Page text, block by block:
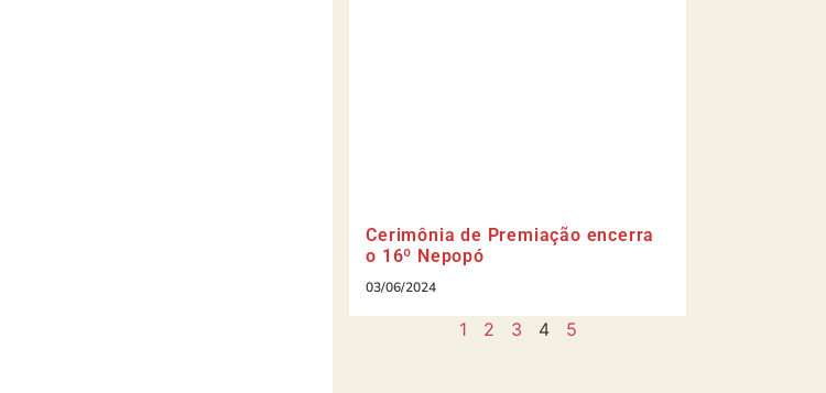
Cerimônia de Premiação encerra
o 16º Nepopó
03/06/2024
1 2 3 4 5